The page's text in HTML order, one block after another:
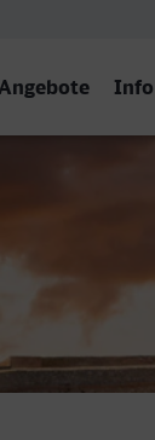
Info